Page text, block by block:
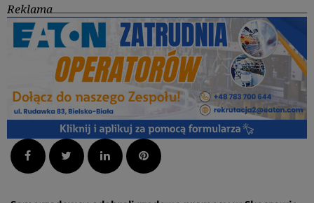
Reklama
Facebook Twitter LinkedInPinterest